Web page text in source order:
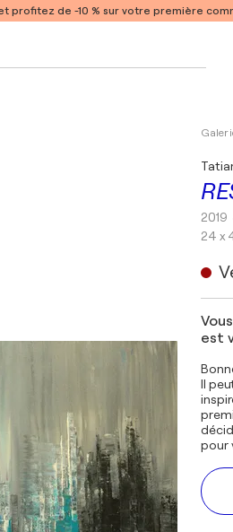
profitez de -10 % sur votre première
2019
24 x
est
Il
pour